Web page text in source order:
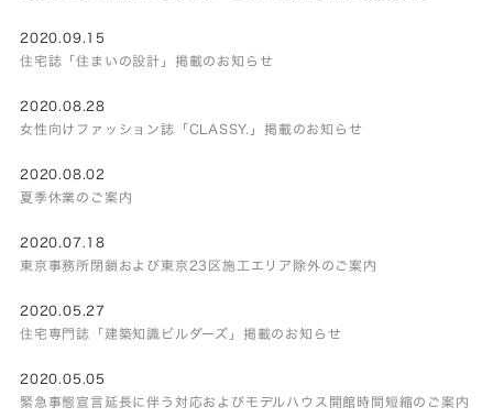
2020.09.15
住宅誌「住まいの設計」掲載のお知らせ
2020.08.28
女性向けファッション誌「CLASSY.」掲載のお知らせ
2020.08.02
夏季休業のご案内
2020.07.18
東京事務所閉鎖および東京23区施工エリア除外のご案内
2020.05.27
住宅専門誌「建築知識ビルダーズ」掲載のお知らせ
2020.05.05
緊急事態宣言延長に伴う対応およびモデルハウス開館時間短縮のご案内